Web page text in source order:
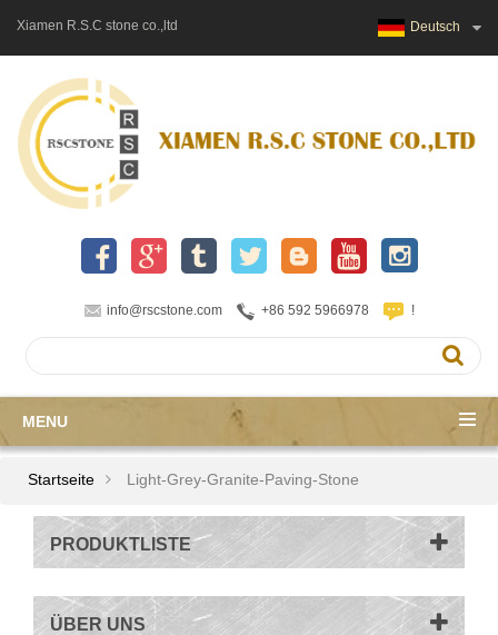
Xiamen R.S.C stone co.,ltd Deutsch
info@rscstone.com +86 592 5966978 !
MENU
Startseite Light-Grey-Granite-Paving-Stone
PRODUKTLISTE
ÜBER UNS